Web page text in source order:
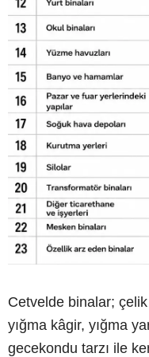
Cetvelde binalar;
yığma kâgir, yığma
gecekondu tarzı ile